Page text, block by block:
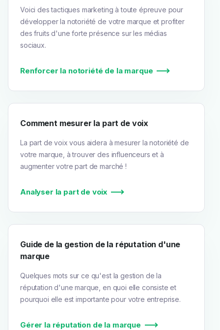
Voici des tactiques marketing à toute épreuve pour
développer la notoriété de votre marque et profiter
des fruits d'une forte présence sur les médias
sociaux.
Renforcer la notoriété de la marque
Comment mesurer la part de voix
La part de voix vous aidera à mesurer la notoriété de
votre marque, à trouver des influenceurs et à
augmenter votre part de marché !
Analyser la part de voix
Guide de la gestion de la réputation d'une
marque
Quelques mots sur ce qu'est la gestion de la
réputation d'une marque, en quoi elle consiste et
pourquoi elle est importante pour votre entreprise.
Gérer la réputation de la marque